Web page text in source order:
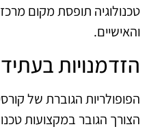
טכנולוגיה תופסת מקום
והאישיים.
הזדמנויות בעתיד
הפופולריות הגוברת של
הצורך הגובר במקצועות